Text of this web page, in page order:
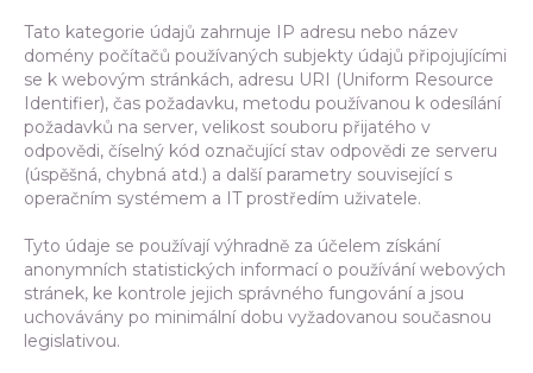
Tato kategorie údajů zahrnuje IP adresu nebo název
domény počítačů používaných subjekty údajů připojujícími
se k webovým stránkách, adresu URI (Uniform Resource
Identifier), čas požadavku, metodu používanou k odesílání
požadavků na server, velikost souboru přijatého v
odpovědi, číselný kód označující stav odpovědi ze serveru
(úspěšná, chybná atd.) a další parametry související s
operačním systémem a IT prostředím uživatele.
Tyto údaje se používají výhradně za účelem získání
anonymních statistických informací o používání webových
stránek, ke kontrole jejich správného fungování a jsou
uchovávány po minimální dobu vyžadovanou současnou
legislativou.